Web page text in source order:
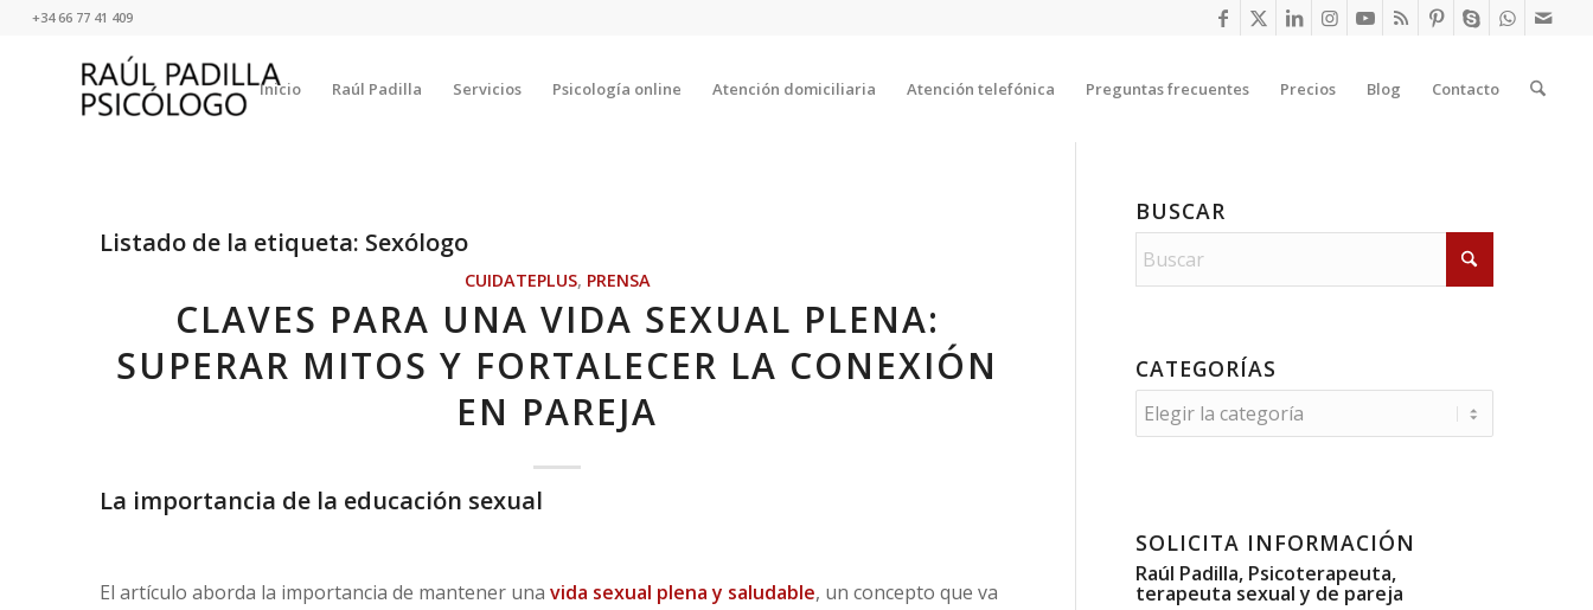
+34 66 77 41 409
Inicio Raúl Padilla Servicios Psicología online Atención domiciliaria Atención telefónica Preguntas frecuentes Precios Blog Contacto
Listado de la etiqueta: Sexólogo
CUIDATEPLUS, PRENSA
CLAVES PARA UNA VIDA SEXUAL PLENA:
SUPERAR MITOS Y FORTALECER LA CONEXIÓN
EN PAREJA
La importancia de la educación sexual
El artículo aborda la importancia de mantener una vida sexual plena y saludable, un concepto que va
BUSCAR
CATEGORÍAS
Categorías
SOLICITA INFORMACIÓN
Raúl Padilla, Psicoterapeuta,
terapeuta sexual y de pareja